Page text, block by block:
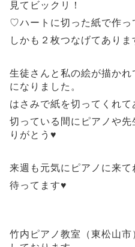
見てビックリ！
♡ハートに切った紙で作っ
しかも２枚つなげてあり
生徒さんと私の絵が描か
になりました。
はさみで紙を切ってくれて
切っている間にピアノや
りがとう♥
来週も元気にピアノに来て
待ってます♥
竹内ピアノ教室（東松山